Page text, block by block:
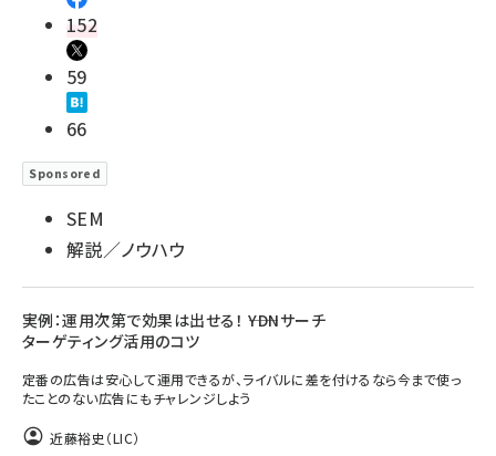
152
59
66
Sponsored
SEM
解説／ノウハウ
実例：運用次第で効果は出せる！ ――YDNサーチ
ターゲティング活用のコツ
定番の広告は安心して運用できるが、ライバルに差を付けるなら今まで使っ
たことのない広告にもチャレンジしよう
近藤裕史（LIC）